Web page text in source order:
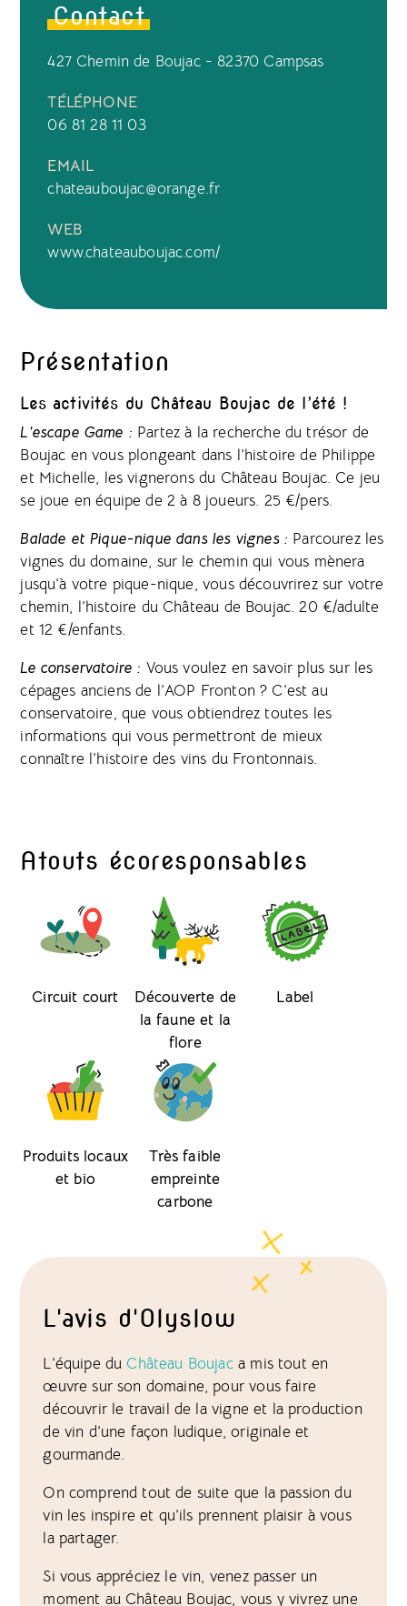
Présentation
Les activités du Château Boujac de l’été !
L’escape Game : Partez à la recherche du trésor de
Boujac en vous plongeant dans l’histoire de Philippe
et Michelle, les vignerons du Château Boujac. Ce jeu
se joue en équipe de 2 à 8 joueurs. 25 €/pers.
Balade et Pique-nique dans les vignes : Parcourez les
vignes du domaine, sur le chemin qui vous mènera
jusqu’à votre pique-nique, vous découvrirez sur votre
chemin, l’histoire du Château de Boujac. 20 €/adulte
et 12 €/enfants.
Le conservatoire : Vous voulez en savoir plus sur les
cépages anciens de l’AOP Fronton ? C’est au
conservatoire, que vous obtiendrez toutes les
informations qui vous permettront de mieux
connaître l’histoire des vins du Frontonnais.
Atouts écoresponsables
Circuit court
Découverte de
la faune et la
flore
Label
Produits locaux
et bio
Très faible
empreinte
carbone
L'avis d'Olyslow
L’équipe du Château Boujaca mis tout en
œuvre sur son domaine, pour vous faire
découvrir le travail de la vigne et la production
de vin d’une façon ludique, originale et
gourmande.
On comprend tout de suite que la passion du
vin les inspire et qu’ils prennent plaisir à vous
la partager.
Si vous appréciez le vin, venez passer un
moment au Château Boujac, vous y vivrez une
Contact
427 Chemin de Boujac - 82370 Campsas
TÉLÉPHONE
06 81 28 11 03
EMAIL
chateauboujac@orange.fr
WEB
www.chateauboujac.com/